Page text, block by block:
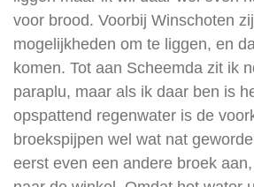
voor brood. Voorbij Winschoten
mogelijkheden om te liggen, en
komen. Tot aan Scheemda zit ik
paraplu, maar als ik daar ben is
opspattend regenwater is de
broekspijpen wel wat nat
eerst even een andere broek